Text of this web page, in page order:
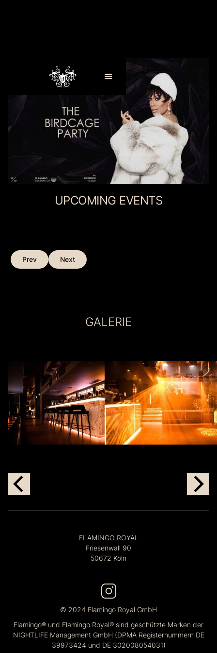
UPCOMING EVENTS
Prev Next
GALERIE
FLAMINGO ROYAL
Friesenwall 90
50672 Köln
© 2024 Flamingo Royal GmbH
Flamingo® und Flamingo Royal® sind geschützte Marken der
NIGHTLIFE Management GmbH (DPMA Registernummern DE
39973424 und DE 302008054031)